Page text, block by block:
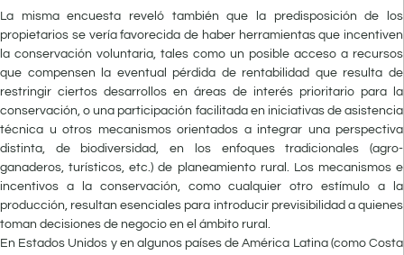
La misma encuesta reveló también que la predisposición de los
propietarios se vería favorecida de haber herramientas que incentiven
la conservación voluntaria, tales como un posible acceso a recursos
que compensen la eventual pérdida de rentabilidad que resulta de
restringir ciertos desarrollos en áreas de interés prioritario para la
conservación, o una participación facilitada en iniciativas de asistencia
técnica u otros mecanismos orientados a integrar una perspectiva
distinta, de biodiversidad, en los enfoques tradicionales (agro-
ganaderos, turísticos, etc.) de planeamiento rural. Los mecanismos e
incentivos a la conservación, como cualquier otro estímulo a la
producción, resultan esenciales para introducir previsibilidad a quienes
toman decisiones de negocio en el ámbito rural.
En Estados Unidos y en algunos países de América Latina (como Costa